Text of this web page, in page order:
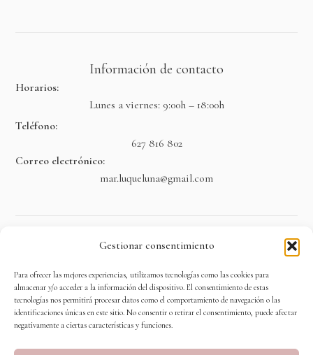
Gestionar consentimiento
Para ofrecer las mejores experiencias, utilizamos tecnologías como las cookies para
almacenar y/o acceder a la información del dispositivo. El consentimiento de estas
tecnologías nos permitirá procesar datos como el comportamiento de navegación o las
identificaciones únicas en este sitio. No consentir o retirar el consentimiento, puede afectar
negativamente a ciertas características y funciones.
Información de contacto
Horarios:
Lunes a viernes: 9:00h – 18:00h
Teléfono:
627 816 802
Correo electrónico:
mar.luqueluna@gmail.com
Legal
Aviso legal
Política de privacidad
Accesibilidad